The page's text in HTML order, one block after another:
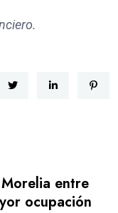
entre
ocupación